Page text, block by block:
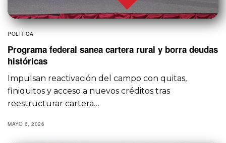
POLÍTICA
Programa federal sanea cartera rural y borra deudas
históricas
Impulsan reactivación del campo con quitas,
finiquitos y acceso a nuevos créditos tras
reestructurar cartera…
MAYO 6, 2026